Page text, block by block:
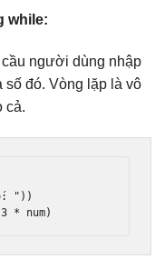
while:
người dùng nhập
số đó. Vòng lặp là vô
cả.
" ))
3 * num)